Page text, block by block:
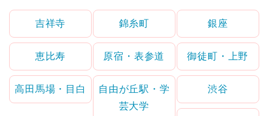
吉祥寺 錦糸町 銀座
恵比寿 原宿・表参道 御徒町・上野
高田馬場・目白
自由が丘駅・学
芸大学
渋谷